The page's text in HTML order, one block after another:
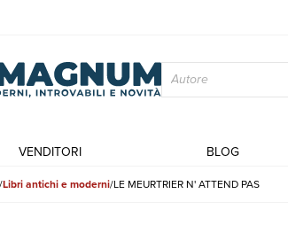
VENDITORI BLOG
Libri antichi e moderni LE MEURTRIER N' ATTEND PAS